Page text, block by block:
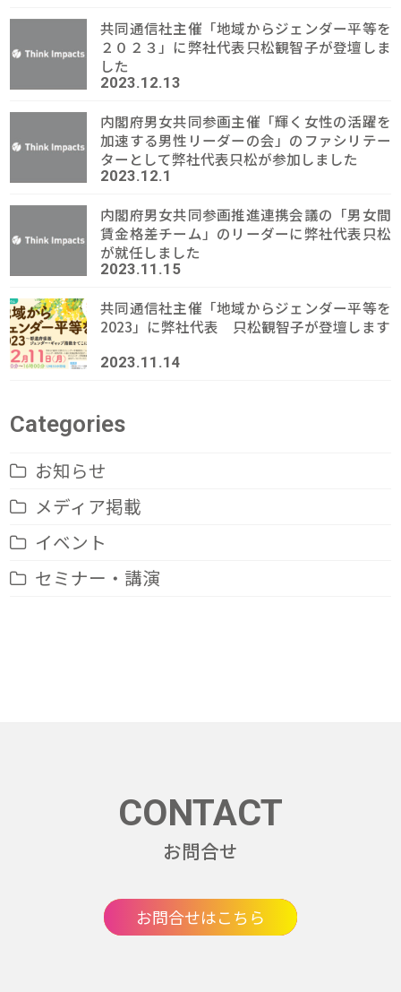
共同通信社主催「地域からジェンダー平等を
２０２３」に弊社代表只松観智子が登壇しま
した
2023.12.13
内閣府男女共同参画主催「輝く女性の活躍を
加速する男性リーダーの会」のファシリテー
ターとして弊社代表只松が参加しました
2023.12.1
内閣府男女共同参画推進連携会議の「男女間
賃金格差チーム」のリーダーに弊社代表只松
が就任しました
2023.11.15
共同通信社主催「地域からジェンダー平等を
2023」に弊社代表 只松観智子が登壇します
2023.11.14
Categories
お知らせ
メディア掲載
イベント
セミナー・講演
CONTACT
お問合せ
お問合せはこちら